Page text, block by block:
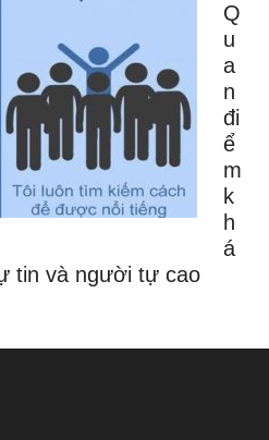
Q
u
a
n
đi
ể
m
k
h
á
tin và người tự cao